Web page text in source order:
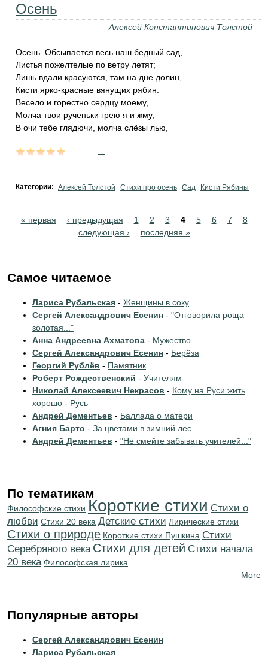
Осень
Алексей Константинович Толстой
Осень. Обсыпается весь наш бедный сад,
Листья пожелтелые по ветру летят;
Лишь вдали красуются, там на дне долин,
Кисти ярко-красные вянущих рябин.
Весело и горестно сердцу моему,
Молча твои рученьки грею я и жму,
В очи тебе глядючи, молча слёзы лью,
Категории: Алексей Толстой Стихи про осень Сад Кисти Рябины
Pages
« первая ‹ предыдущая 1 2 3 4 5 6 7
8
следующая ›
последняя »
Самое читаемое
Лариса Рубальская - Женщины в соку
Сергей Александрович Есенин - "Отговорила роща
золотая..."
Анна Андреевна Ахматова - Мужество
Сергей Александрович Есенин - Берёза
Георгий Рублёв - Памятник
Роберт Рождественский - Учителям
Николай Алексеевич Некрасов - Кому на Руси жить
хорошо - Русь
Андрей Дементьев - Баллада о матери
Агния Барто - За цветами в зимний лес
Андрей Дементьев - "Не смейте забывать учителей..."
По тематикам
Философские стихи Короткие стихи Стихи о
любви Стихи 20 века Детские стихи Лирические стихи
Стихи о природе Короткие стихи Пушкина Cтихи
Серебряного века Стихи для детей Cтихи начала
20 века Философская лирика
More
Популярные авторы
Сергей Александрович Есенин
Лариса Рубальская